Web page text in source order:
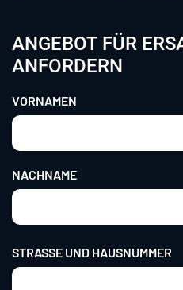
ANGEBOT FÜR
ANFORDERN
VORNAMEN
NACHNAME
Address
STRASSE UND HAUSNUMMER